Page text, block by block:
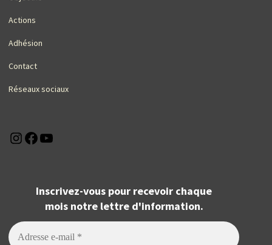
Actions
Adhésion
Contact
Réseaux sociaux
Instagram
Facebook
Inscrivez-vous pour recevoir chaque
mois notre lettre d'information.